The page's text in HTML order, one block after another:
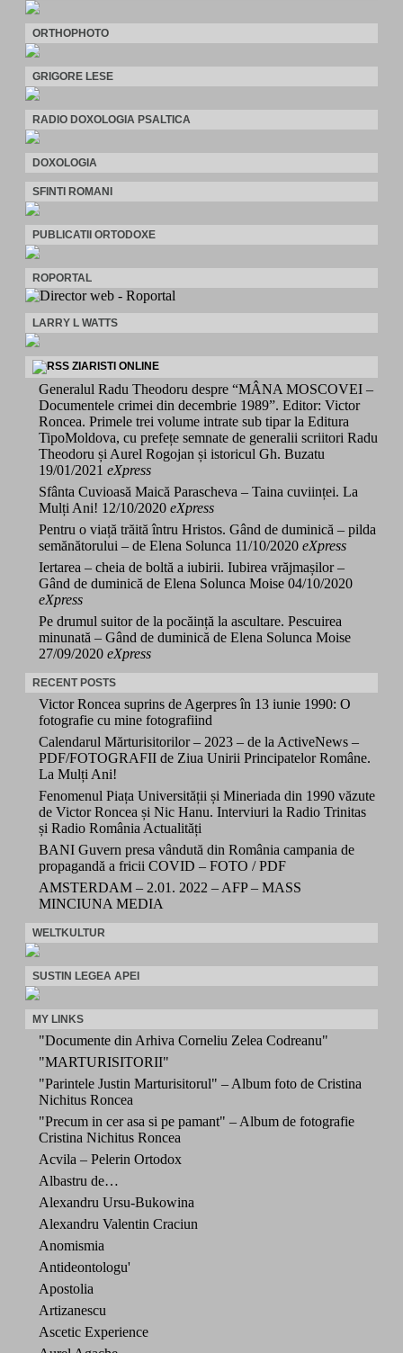
ORTHOPHOTO
GRIGORE LESE
RADIO DOXOLOGIA PSALTICA
DOXOLOGIA
SFINTI ROMANI
PUBLICATII ORTODOXE
ROPORTAL
LARRY L WATTS
ZIARISTI ONLINE
Generalul Radu Theodoru despre “MÂNA MOSCOVEI –
Documentele crimei din decembrie 1989”. Editor: Victor
Roncea. Primele trei volume intrate sub tipar la Editura
TipoMoldova, cu prefețe semnate de generalii scriitori Radu
Theodoru și Aurel Rogojan și istoricul Gh. Buzatu
19/01/2021 eXpress
Sfânta Cuvioasă Maică Parascheva – Taina cuviinței. La
Mulți Ani! 12/10/2020 eXpress
Pentru o viață trăită întru Hristos. Gând de duminică – pilda
semănătorului – de Elena Solunca 11/10/2020 eXpress
Iertarea – cheia de boltă a iubirii. Iubirea vrăjmașilor –
Gând de duminică de Elena Solunca Moise 04/10/2020
eXpress
Pe drumul suitor de la pocăință la ascultare. Pescuirea
minunată – Gând de duminică de Elena Solunca Moise
27/09/2020 eXpress
RECENT POSTS
Victor Roncea suprins de Agerpres în 13 iunie 1990: O
fotografie cu mine fotografiind
Calendarul Mărturisitorilor – 2023 – de la ActiveNews –
PDF/FOTOGRAFII de Ziua Unirii Principatelor Române.
La Mulți Ani!
Fenomenul Piața Universității și Mineriada din 1990 văzute
de Victor Roncea și Nic Hanu. Interviuri la Radio Trinitas
și Radio România Actualități
BANI Guvern presa vândută din România campania de
propagandă a fricii COVID – FOTO / PDF
AMSTERDAM – 2.01. 2022 – AFP – MASS
MINCIUNA MEDIA
WELTKULTUR
SUSTIN LEGEA APEI
MY LINKS
"Documente din Arhiva Corneliu Zelea Codreanu"
"MARTURISITORII"
"Parintele Justin Marturisitorul" – Album foto de Cristina
Nichitus Roncea
"Precum in cer asa si pe pamant" – Album de fotografie
Cristina Nichitus Roncea
Acvila – Pelerin Ortodox
Albastru de…
Alexandru Ursu-Bukowina
Alexandru Valentin Craciun
Anomismia
Antideontologu'
Apostolia
Artizanescu
Ascetic Experience